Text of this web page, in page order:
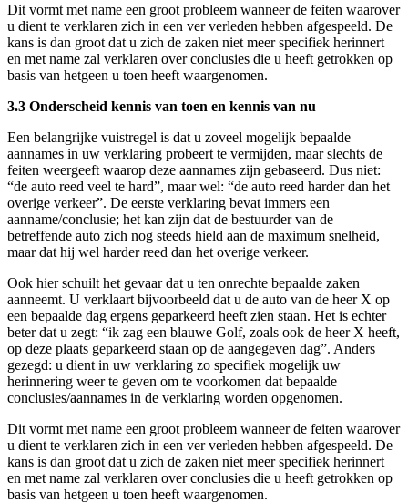
Dit vormt met name een groot probleem wanneer de feiten waarover
u dient te verklaren zich in een ver verleden hebben afgespeeld. De
kans is dan groot dat u zich de zaken niet meer specifiek herinnert
en met name zal verklaren over conclusies die u heeft getrokken op
basis van hetgeen u toen heeft waargenomen.
3.3 Onderscheid kennis van toen en kennis van nu
Een belangrijke vuistregel is dat u zoveel mogelijk bepaalde
aannames in uw verklaring probeert te vermijden, maar slechts de
feiten weergeeft waarop deze aannames zijn gebaseerd. Dus niet:
“de auto reed veel te hard”, maar wel: “de auto reed harder dan het
overige verkeer”. De eerste verklaring bevat immers een
aanname/conclusie; het kan zijn dat de bestuurder van de
betreffende auto zich nog steeds hield aan de maximum snelheid,
maar dat hij wel harder reed dan het overige verkeer.
Ook hier schuilt het gevaar dat u ten onrechte bepaalde zaken
aanneemt. U verklaart bijvoorbeeld dat u de auto van de heer X op
een bepaalde dag ergens geparkeerd heeft zien staan. Het is echter
beter dat u zegt: “ik zag een blauwe Golf, zoals ook de heer X heeft,
op deze plaats geparkeerd staan op de aangegeven dag”. Anders
gezegd: u dient in uw verklaring zo specifiek mogelijk uw
herinnering weer te geven om te voorkomen dat bepaalde
conclusies/aannames in de verklaring worden opgenomen.
Dit vormt met name een groot probleem wanneer de feiten waarover
u dient te verklaren zich in een ver verleden hebben afgespeeld. De
kans is dan groot dat u zich de zaken niet meer specifiek herinnert
en met name zal verklaren over conclusies die u heeft getrokken op
basis van hetgeen u toen heeft waargenomen.